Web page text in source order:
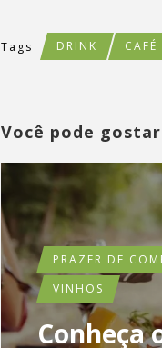
Tags DRINK CAFÉ
Você pode
PRAZER DE
VINHOS
Conheça